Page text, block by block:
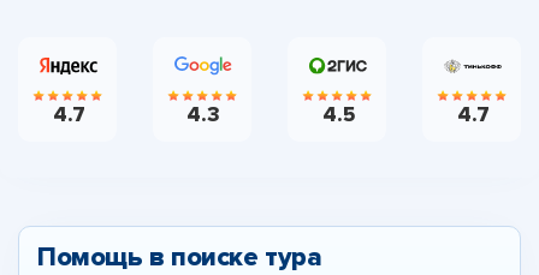
4.7 4.3 4.5 4.7
Помощь в поиске тура